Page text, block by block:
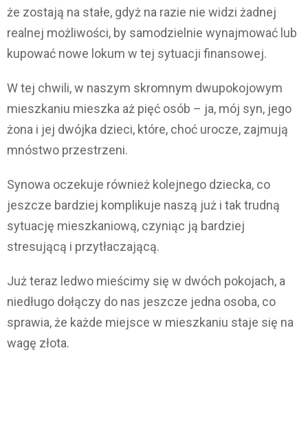
że zostają na stałe, gdyż na razie nie widzi żadnej
realnej możliwości, by samodzielnie wynajmować lub
kupować nowe lokum w tej sytuacji finansowej.
W tej chwili, w naszym skromnym dwupokojowym
mieszkaniu mieszka aż pięć osób – ja, mój syn, jego
żona i jej dwójka dzieci, które, choć urocze, zajmują
mnóstwo przestrzeni.
Synowa oczekuje również kolejnego dziecka, co
jeszcze bardziej komplikuje naszą już i tak trudną
sytuację mieszkaniową, czyniąc ją bardziej
stresującą i przytłaczającą.
Już teraz ledwo mieścimy się w dwóch pokojach, a
niedługo dołączy do nas jeszcze jedna osoba, co
sprawia, że każde miejsce w mieszkaniu staje się na
wagę złota.